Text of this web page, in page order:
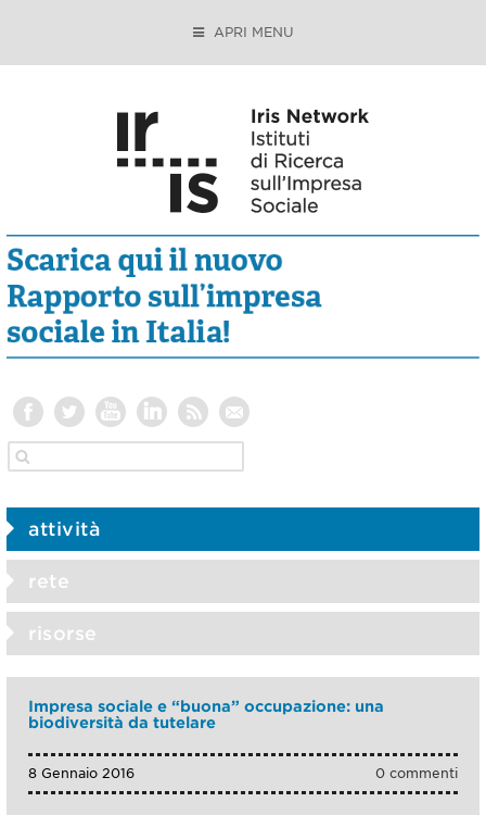
APRI MENU
attività
rete
risorse
Impresa sociale e “buona” occupazione: una
biodiversità da tutelare
0 commenti
8 Gennaio 2016